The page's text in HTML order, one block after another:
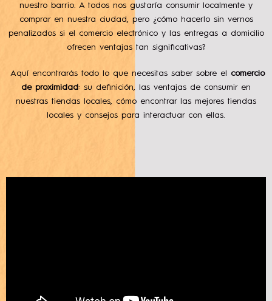
nuestro barrio. A todos nos gustaría consumir localmente y
comprar en nuestra ciudad, pero ¿cómo hacerlo sin vernos
penalizados si el comercio electrónico y las entregas a domicilio
ofrecen ventajas tan significativas?
Aquí encontrarás todo lo que necesitas saber sobre el comercio
de proximidad: su definición, las ventajas de consumir en
nuestras tiendas locales, cómo encontrar las mejores tiendas
locales y consejos para interactuar con ellas.